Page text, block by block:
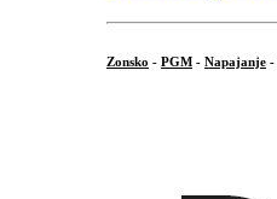
Zonsko - PGM - Napajanje -